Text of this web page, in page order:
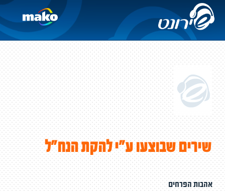
שירים שבוצעו ע"י להקת הנח"ל
אהבות הפרחים